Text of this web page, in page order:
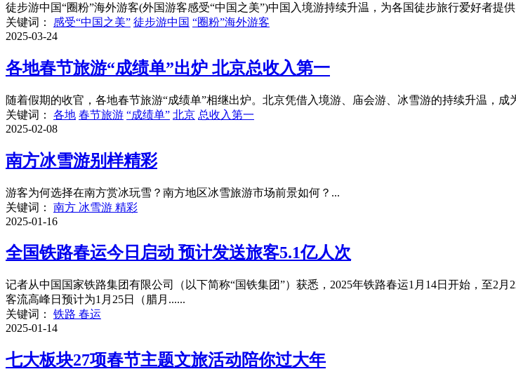
徒步游中国“圈粉”海外游客(外国游客感受“中国之美”)中国入境游持续升温，为各国徒步旅行爱好者
关键词： 感受“中国之美” 徒步游中国 “圈粉”海外游客
2025-03-24
各地春节旅游“成绩单”出炉 北京总收入第一
随着假期的收官，各地春节旅游“成绩单”相继出炉。北京凭借入境游、庙会游、冰雪游的持续升温，
关键词： 各地 春节旅游 “成绩单” 北京 总收入第一
2025-02-08
南方冰雪游别样精彩
游客为何选择在南方赏冰玩雪？南方地区冰雪旅游市场前景如何？...
关键词： 南方 冰雪游 精彩
2025-01-16
全国铁路春运今日启动 预计发送旅客5.1亿人次
记者从中国国家铁路集团有限公司（以下简称“国铁集团”）获悉，2025年铁路春运1月14日开始，至2
客流高峰日预计为1月25日（腊月......
关键词： 铁路 春运
2025-01-14
七大板块27项春节主题文旅活动陪你过大年